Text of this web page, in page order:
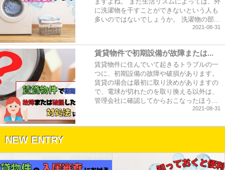
に洗濯物を干すことができないという人も
多いのではないでしょうか。 洗濯物の部...
2021-08-31
賃貸物件で初期設備が故障または...
賃貸物件に住んでいて起きるトラブルの一
つに、初期設備の故障や破損があります。
賃貸の場合は最初に取り決めがありますの
で、電球が切れたのを取り換える以外は、
管理会社に確認してからおこなったほう...
2021-08-31
NEW ENTRY